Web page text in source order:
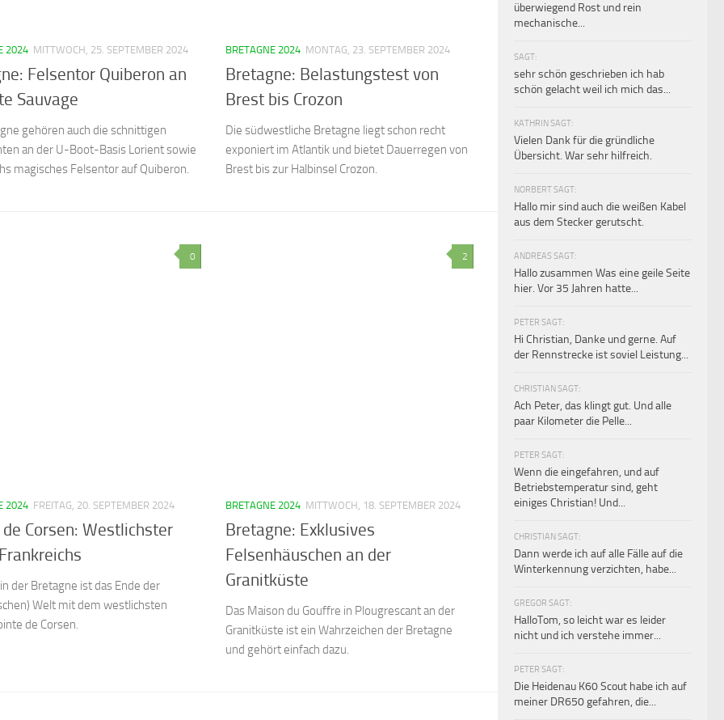
2024 MITTWOCH, 25. SEPTEMBER 2024
Felsentor Quiberon an
Sauvage
gehören auch die schnittigen
an der U-Boot-Basis Lorient sowie
magisches Felsentor auf Quiberon.
BRETAGNE 2024 MONTAG, 23. SEPTEMBER 2024
Bretagne: Belastungstest von
Brest bis Crozon
Die südwestliche Bretagne liegt schon recht
exponiert im Atlantik und bietet Dauerregen von
Brest bis zur Halbinsel Crozon.
0
2024 FREITAG, 20. SEPTEMBER 2024
Corsen: Westlichster
der Bretagne ist das Ende der
Welt mit dem westlichsten
de Corsen.
2
BRETAGNE 2024 MITTWOCH, 18. SEPTEMBER 2024
Bretagne: Exklusives
Felsenhäuschen an der
Granitküste
Das Maison du Gouffre in Plougrescant an der
Granitküste ist ein Wahrzeichen der Bretagne
und gehört einfach dazu.
überwiegend Rost und rein
mechanische...
SAGT:
sehr schön geschrieben ich hab
schön gelacht weil ich mich das...
KATHRIN SAGT:
Vielen Dank für die gründliche
Übersicht. War sehr hilfreich.
NORBERT SAGT:
Hallo mir sind auch die weißen Kabel
aus dem Stecker gerutscht.
ANDREAS SAGT:
Hallo zusammen Was eine geile Seite
hier. Vor 35 Jahren hatte...
PETER SAGT:
Hi Christian, Danke und gerne. Auf
der Rennstrecke ist soviel Leistung...
CHRISTIAN SAGT:
Ach Peter, das klingt gut. Und alle
paar Kilometer die Pelle...
PETER SAGT:
Wenn die eingefahren, und auf
Betriebstemperatur sind, geht
einiges Christian! Und...
CHRISTIAN SAGT:
Dann werde ich auf alle Fälle auf die
Winterkennung verzichten, habe...
GREGOR SAGT:
HalloTom, so leicht war es leider
nicht und ich verstehe immer...
PETER SAGT:
Die Heidenau K60 Scout habe ich auf
meiner DR650 gefahren, die...